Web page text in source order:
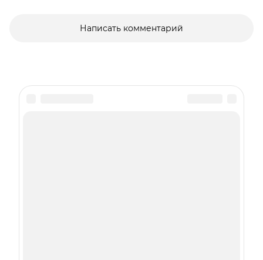
Написать комментарий